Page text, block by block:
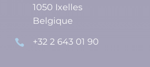
1050 Ixelles
Belgique
 +32 2 643 01 90